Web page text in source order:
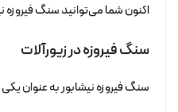
اکنون شما می‌توانید سنگ فیروزه
سنگ فیروزه در زیورآلات
سنگ فیروزه نیشابور به عنوان